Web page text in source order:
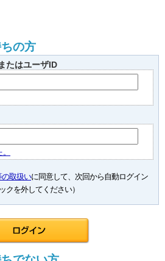
の方
たはユーザID
取扱いに同意して、次回から自動ログイン
クを外してください）